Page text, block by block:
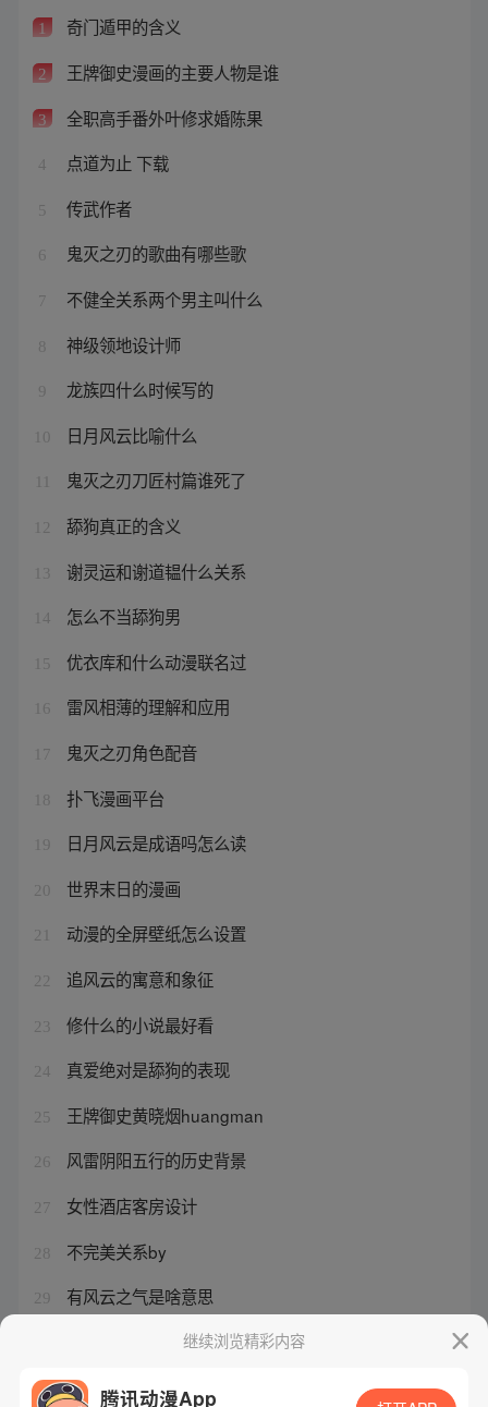
1 奇门遁甲的含义
2 王牌御史漫画的主要人物是谁
3 全职高手番外叶修求婚陈果
4 点道为止 下载
5 传武作者
6 鬼灭之刃的歌曲有哪些歌
7 不健全关系两个男主叫什么
8 神级领地设计师
9 龙族四什么时候写的
10 日月风云比喻什么
鬼灭之刃刀匠村篇谁死了
12 舔狗真正的含义
13 谢灵运和谢道韫什么关系
14 怎么不当舔狗男
15 优衣库和什么动漫联名过
16 雷风相薄的理解和应用
17 鬼灭之刃角色配音
18 扑飞漫画平台
19 日月风云是成语吗怎么读
20 世界末日的漫画
21 动漫的全屏壁纸怎么设置
22 追风云的寓意和象征
23 修什么的小说最好看
24 真爱绝对是舔狗的表现
25 王牌御史黄晓烟huangman
26 风雷阴阳五行的历史背景
27 女性酒店客房设计
28 不完美关系by
29 有风云之气是啥意思
继续浏览精彩内容
腾讯动漫App